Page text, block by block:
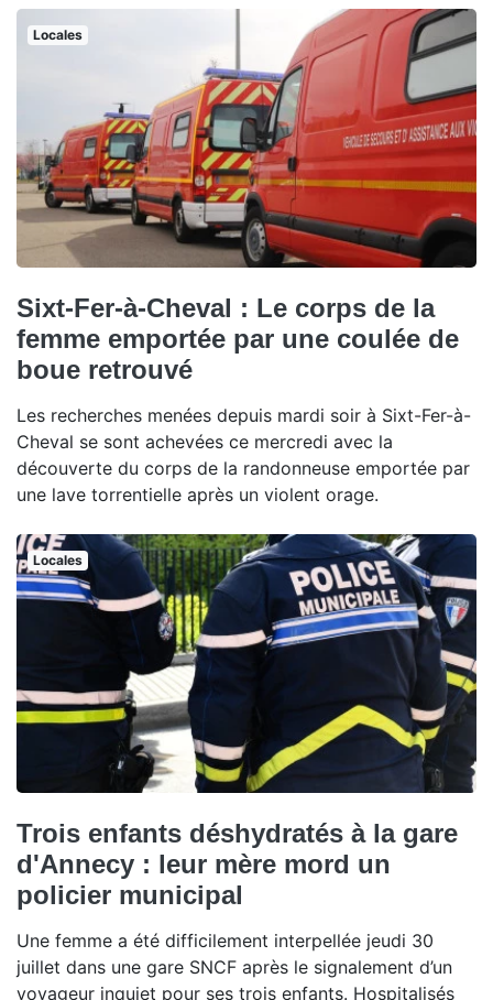
Locales
Sixt-Fer-à-Cheval : Le corps de la
femme emportée par une coulée de
boue retrouvé
Les recherches menées depuis mardi soir à Sixt-Fer-à-
Cheval se sont achevées ce mercredi avec la
découverte du corps de la randonneuse emportée par
une lave torrentielle après un violent orage.
Locales
Trois enfants déshydratés à la gare
d'Annecy : leur mère mord un
policier municipal
Une femme a été difficilement interpellée jeudi 30
juillet dans une gare SNCF après le signalement d’un
voyageur inquiet pour ses trois enfants. Hospitalisés